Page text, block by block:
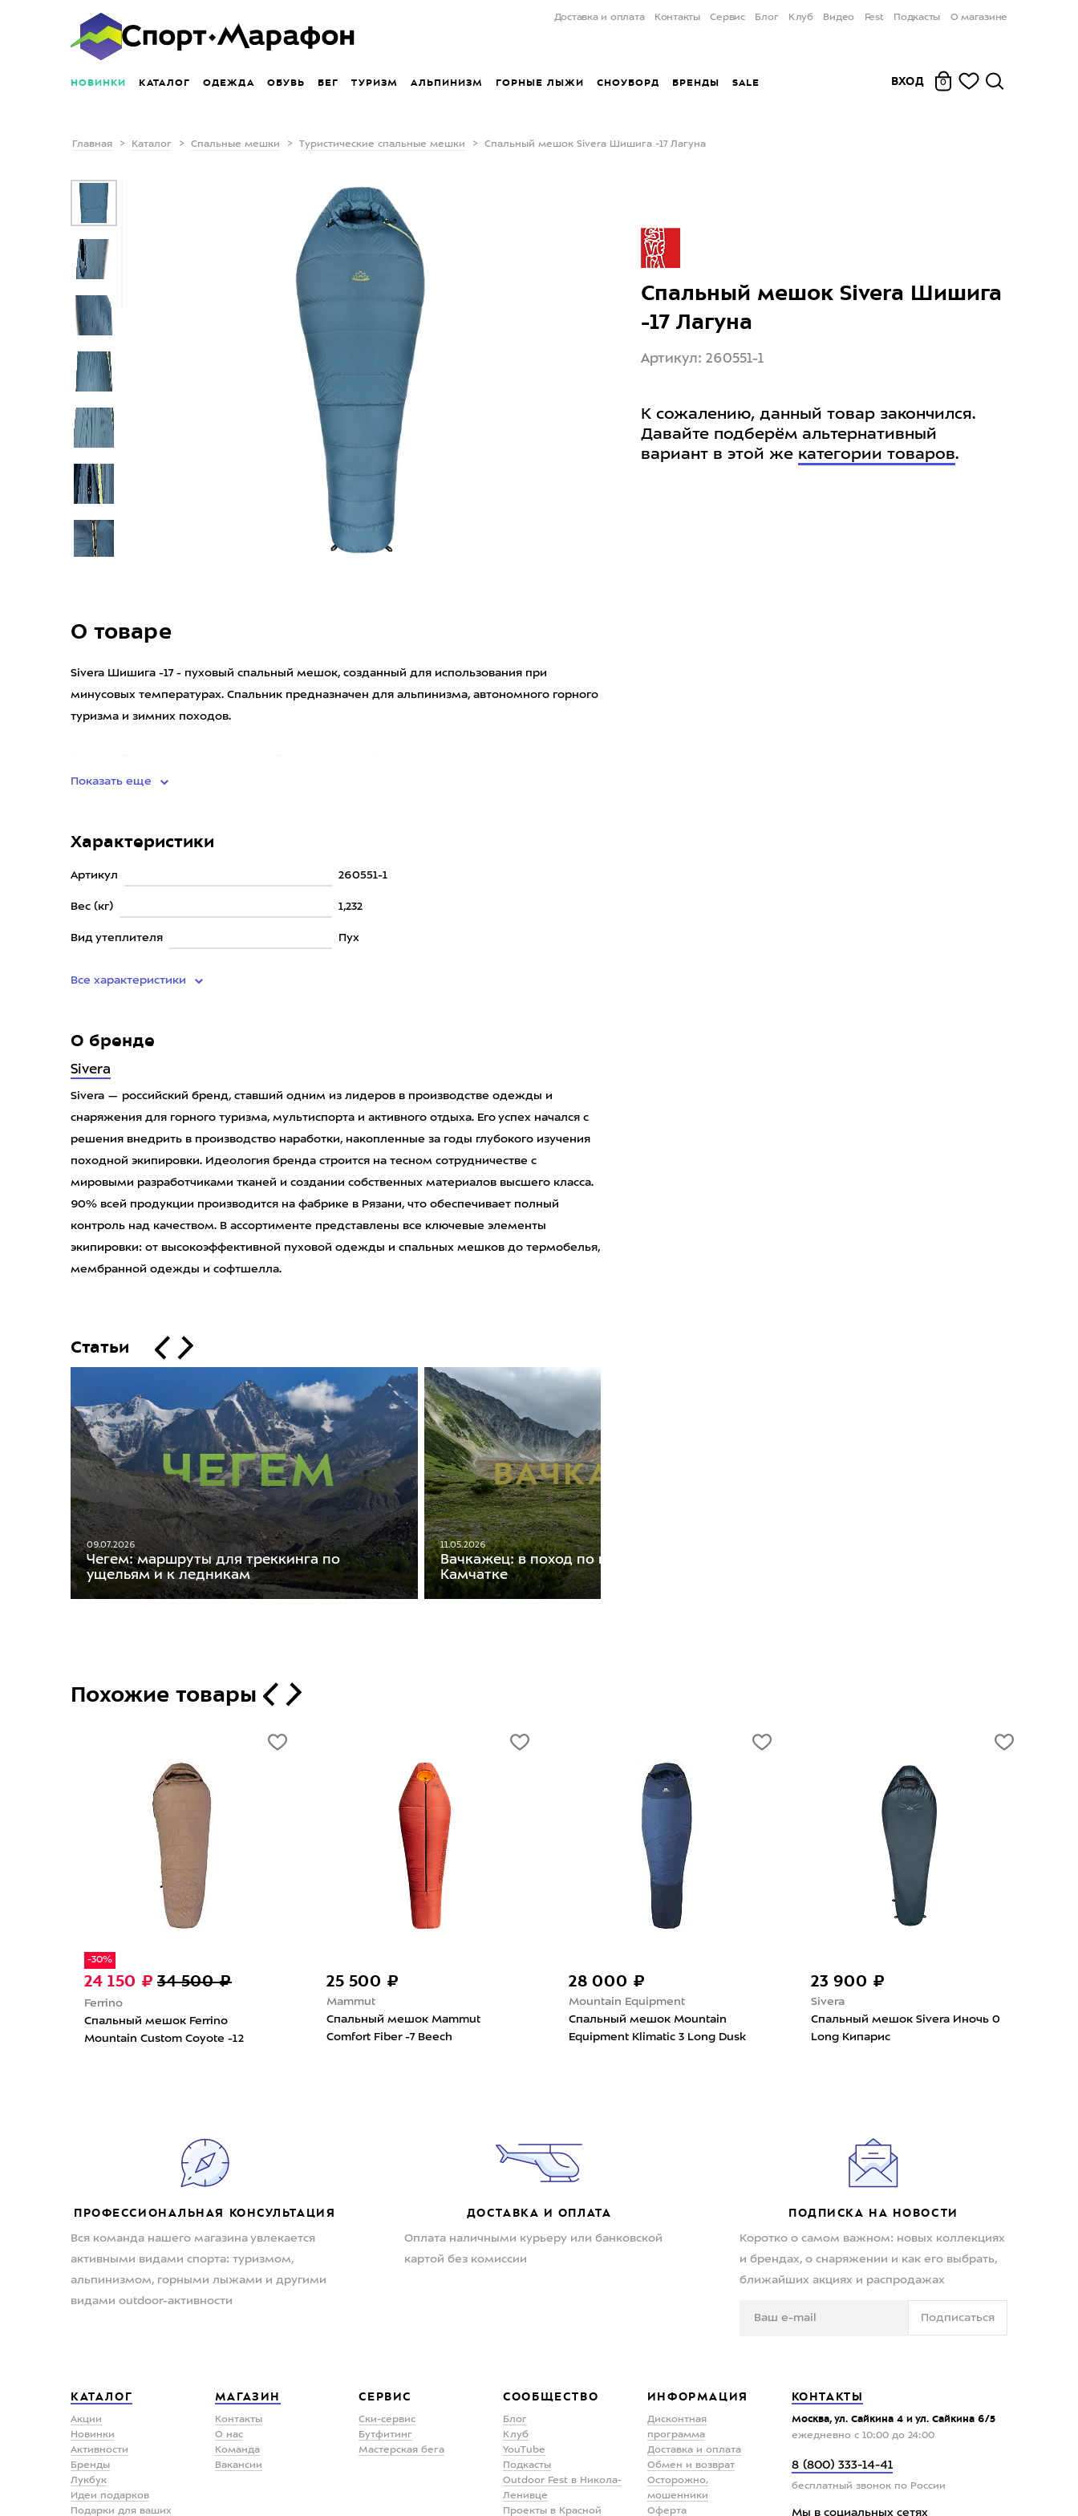
Доставка и оплата Контакты Сервис Блог Клуб Видео Fest Подкасты О магазине
НОВИНКИ КАТАЛОГ ОДЕЖДА ОБУВЬ БЕГ ТУРИЗМ АЛЬПИНИЗМ ГОРНЫЕ ЛЫЖИ СНОУБОРД БРЕНДЫ SALE ВХОД 0
Главная Каталог Спальные мешки Туристические спальные мешки Спальный мешок Sivera Шишига -17 Лагуна
О товаре
Sivera Шишига -17 - пуховый спальный мешок, созданный для использования при
минусовых температурах. Спальник предназначен для альпинизма, автономного горного
туризма и зимних походов.
Показать еще
Характеристики
Артикул 260551-1
Вес (кг) 1,232
Вид утеплителя Пух
Все характеристики
О бренде
Sivera
Sivera — российский бренд, ставший одним из лидеров в производстве одежды и
снаряжения для горного туризма, мультиспорта и активного отдыха. Его успех начался с
решения внедрить в производство наработки, накопленные за годы глубокого изучения
походной экипировки. Идеология бренда строится на тесном сотрудничестве с
мировыми разработчиками тканей и создании собственных материалов высшего класса.
90% всей продукции производится на фабрике в Рязани, что обеспечивает полный
контроль над качеством. В ассортименте представлены все ключевые элементы
экипировки: от высокоэффективной пуховой одежды и спальных мешков до термобелья,
мембранной одежды и софтшелла.
Статьи
09.07.2026
Чегем: маршруты для треккинга по
ущельям и к ледникам
11.05.2026
Вачкажец: в поход по горному массиву на
Камчатке
Спальный мешок Sivera Шишига
-17 Лагуна
Артикул: 260551-1
К сожалению, данный товар закончился.
Давайте подберём альтернативный
вариант в этой же категории товаров.
Похожие товары
-30%
24 150 ₽ 34 500 ₽
Ferrino
Спальный мешок Ferrino
Mountain Custom Coyote -12
25 500 ₽
Mammut
Спальный мешок Mammut
Comfort Fiber -7 Beech
28 000 ₽
Mountain Equipment
Спальный мешок Mountain
Equipment Klimatic 3 Long Dusk
23 900 ₽
Sivera
Cпальный мешок Sivera Иночь 0
Long Кипарис
ПРОФЕССИОНАЛЬНАЯ КОНСУЛЬТАЦИЯ
Вся команда нашего магазина увлекается
активными видами спорта: туризмом,
альпинизмом, горными лыжами и другими
видами outdoor-активности
ДОСТАВКА И ОПЛАТА
Оплата наличными курьеру или банковской
картой без комиссии
ПОДПИСКА НА НОВОСТИ
Коротко о самом важном: новых коллекциях
и брендах, о снаряжении и как его выбрать,
ближайших акциях и распродажах
Подписаться
КАТАЛОГ
Акции
Новинки
Активности
Бренды
Лукбук
Идеи подарков
Подарки для ваших
МАГАЗИН
Контакты
О нас
Команда
Вакансии
СЕРВИС
Ски-сервис
Бутфитинг
Мастерская бега
СООБЩЕСТВО
Блог
Клуб
YouTube
Подкасты
Outdoor Fest в Никола-
Ленивце
Проекты в Красной
ИНФОРМАЦИЯ
Дисконтная
программа
Доставка и оплата
Обмен и возврат
Осторожно,
мошенники
Оферта
КОНТАКТЫ
Москва, ул. Сайкина 4 и ул. Сайкина 6/5
ежедневно с 10:00 до 24:00
8 (800) 333-14-41
бесплатный звонок по России
Мы в социальных сетях